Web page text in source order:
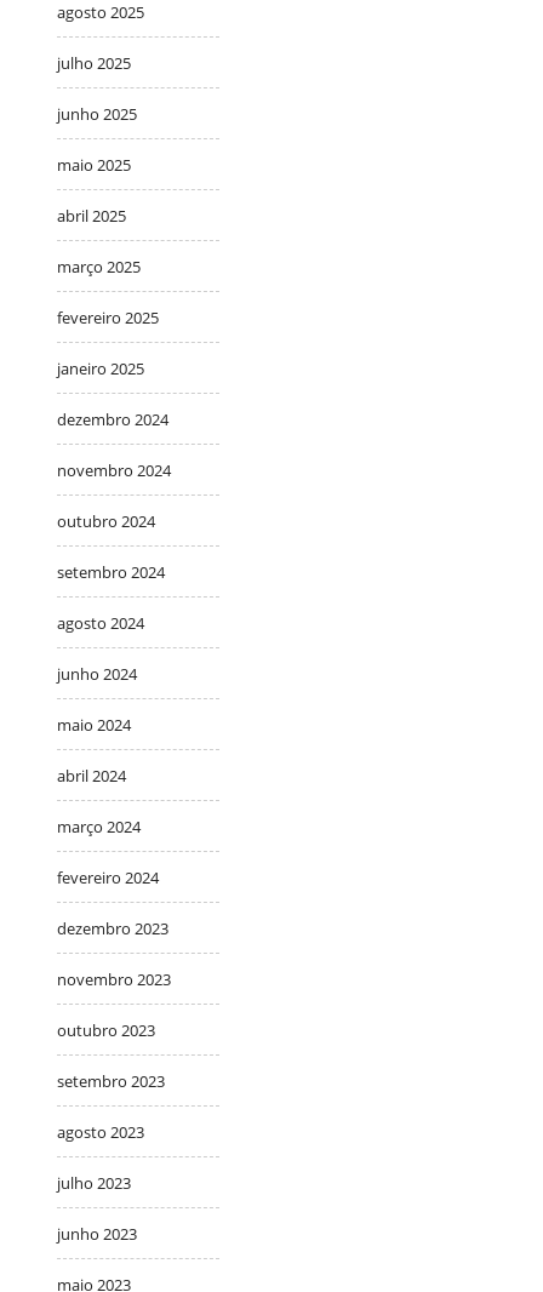
agosto 2025
julho 2025
junho 2025
maio 2025
abril 2025
março 2025
fevereiro 2025
janeiro 2025
dezembro 2024
novembro 2024
outubro 2024
setembro 2024
agosto 2024
junho 2024
maio 2024
abril 2024
março 2024
fevereiro 2024
dezembro 2023
novembro 2023
outubro 2023
setembro 2023
agosto 2023
julho 2023
junho 2023
maio 2023